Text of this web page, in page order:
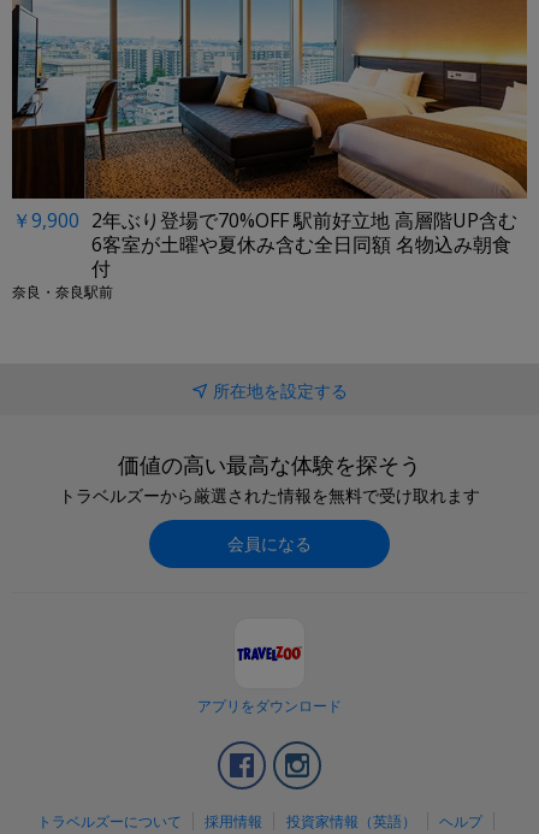
￥9,900 2年ぶり登場で70%OFF 駅前好立地 高層階UP含む
6客室が土曜や夏休み含む全日同額 名物込み朝食
付
奈良・奈良駅前
所在地を設定する
価値の高い最高な体験を探そう
トラベルズーから厳選された情報を無料で受け取れます
会員になる
アプリをダウンロード
Facebook
トラベルズーについて 採用情報 投資家情報（英語） ヘルプ